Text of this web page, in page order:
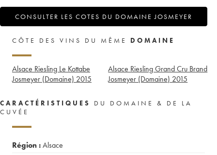
CONSULTER LES COTES DU DOMAINE JOSMEYER
CÔTE DES VINS DU MÊME DOMAINE
Alsace Riesling Le Kottabe
Josmeyer (Domaine) 2015
Alsace Riesling Grand Cru Brand
Josmeyer (Domaine) 2015
CARACTÉRISTIQUES
DU DOMAINE & DE LA
CUVÉE
Région :Alsace